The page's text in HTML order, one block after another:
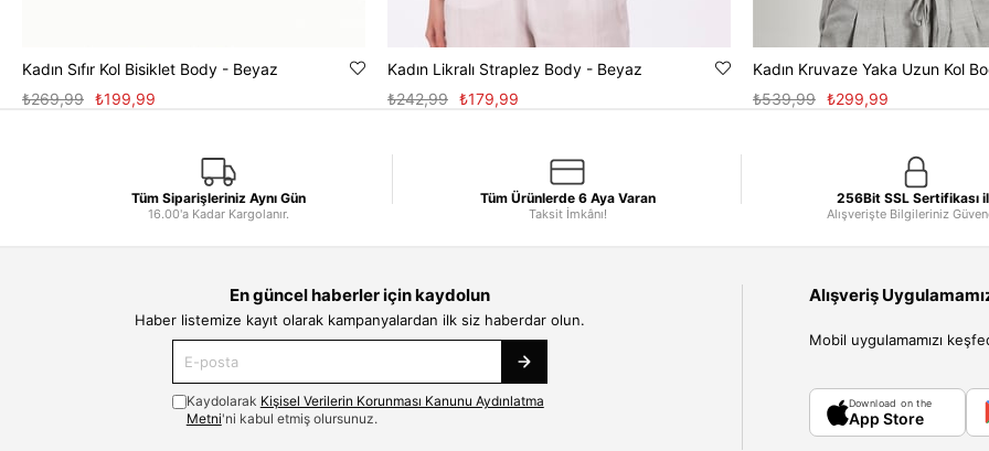
Kadın Sıfır Kol Bisiklet Body - Beyaz
₺199,99
₺269,99
Kadın Likralı Straplez Body - Beyaz
₺179,99
₺242,99 ₺299,99
₺539,99
Tüm Siparişleriniz Aynı Gün
16.00'a Kadar Kargolanır.
Tüm Ürünlerde 6 Aya Varan
Taksit İmkânı!
256Bit SSL Sertifikası
Alışverişte Bilgileriniz
En güncel haberler için kaydolun
Haber listemize kayıt olarak kampanyalardan ilk siz haberdar olun.
Kaydolarak Kişisel Verilerin Korunması Kanunu Aydınlatma
Metni'ni kabul etmiş olursunuz.
Alışveriş
Mobil uygulamamızı
Download on the
App Store